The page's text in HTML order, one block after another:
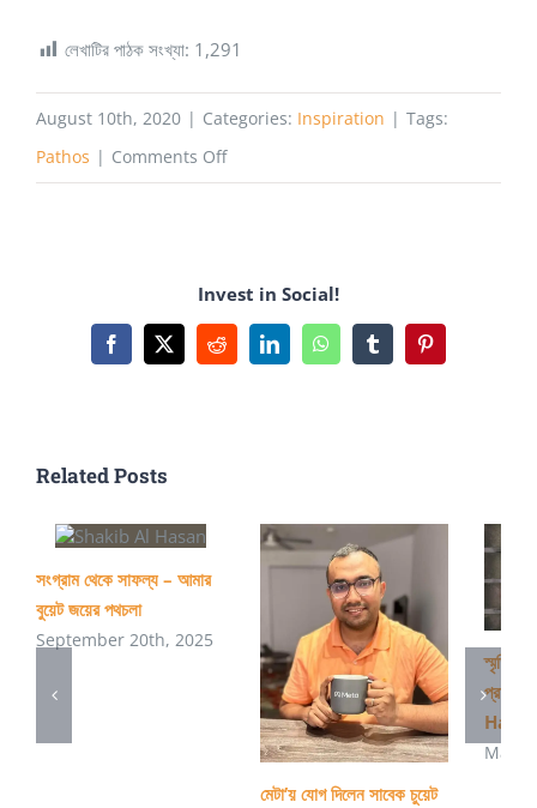
লেখাটির পাঠক সংখ্যা: 1,291
August 10th, 2020 | Categories: Inspiration | Tags:
Pathos | Comments Offon
এর
যাত্রা
পিকচারস
Invest in Social!
Facebook
X RedditLinkedInWhatsAppTumblrPinterest
Related Posts
সংগ্রাম থেকে সাফল্য – আমার
বুয়েট জয়ের পথচলা
September 20th, 2025
মেটা’য় যোগ দিলেন সাবেক চুয়েট